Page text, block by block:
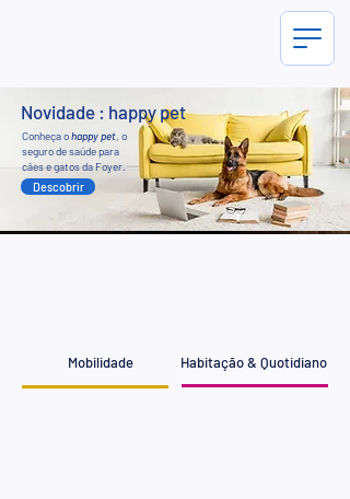
Novidade : happy pet
Conheça ohappy pet, o
seguro de saúde para
cães e gatos da Foyer.
Descobrir
Mobilidade Habitação & Quotidiano